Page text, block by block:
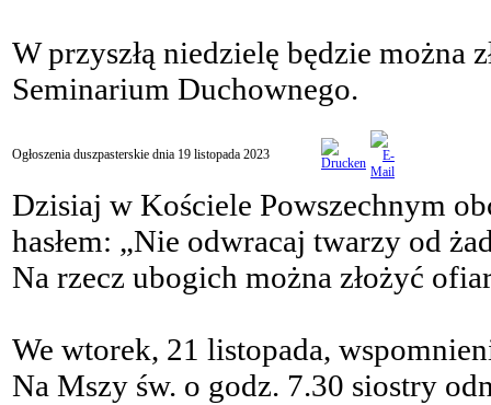
W przyszłą niedzielę będzie można
Seminarium Duchownego.
Ogłoszenia duszpasterskie dnia 19 listopada 2023
Dzisiaj w Kościele Powszechnym
hasłem: „Nie odwracaj twarzy od
Na rzecz ubogich można złożyć
We wtorek, 21 listopada,
Na Mszy św. o godz. 7.30 siostry